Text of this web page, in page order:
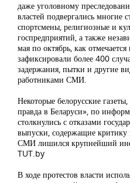
даже уголовному
властей подвергались многие
спортсмены, религиозные и
госпредприятий, а также
мая по октябрь, как
зафиксировали более 400
задержания, пытки и другие
работниками СМИ.
Некоторые белорусские
правда в Беларуси», по
столкнулись с отказами
выпуски, содержащие критику
СМИ лишился крупнейший
TUT.by
В ходе протестов власти